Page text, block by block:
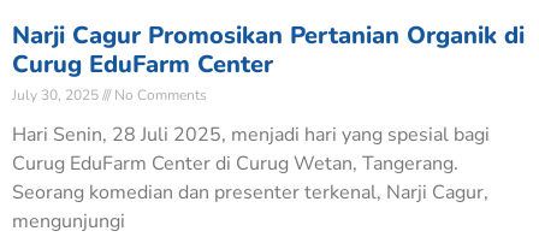
Narji Cagur Promosikan Pertanian Organik di
Curug EduFarm Center
July 30, 2025 No Comments
Hari Senin, 28 Juli 2025, menjadi hari yang spesial bagi
Curug EduFarm Center di Curug Wetan, Tangerang.
Seorang komedian dan presenter terkenal, Narji Cagur,
mengunjungi